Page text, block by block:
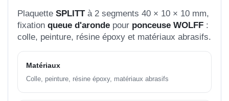
Plaquette SPLITTà 2 segments 40 × 10 × 10 mm,
fixation queue d'aronde pour ponceuse WOLFF :
colle, peinture, résine époxy et matériaux abrasifs.
Matériaux
Colle, peinture, résine époxy, matériaux abrasifs